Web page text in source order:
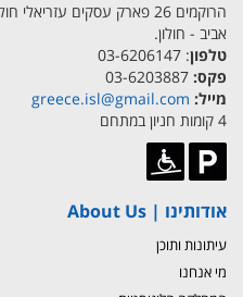
אביב - חולון.
טלפון: 03-6206147
פקס:
מייל: greece.isl@gmail.com
4 קומות חניון במתחם
אודותינו | About Us
עיתונות ותוכן
מי אנחנו